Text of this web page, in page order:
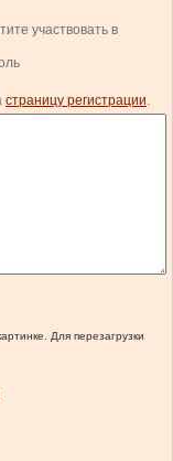
участвовать в
страницу регистрации.
Для перезагрузки